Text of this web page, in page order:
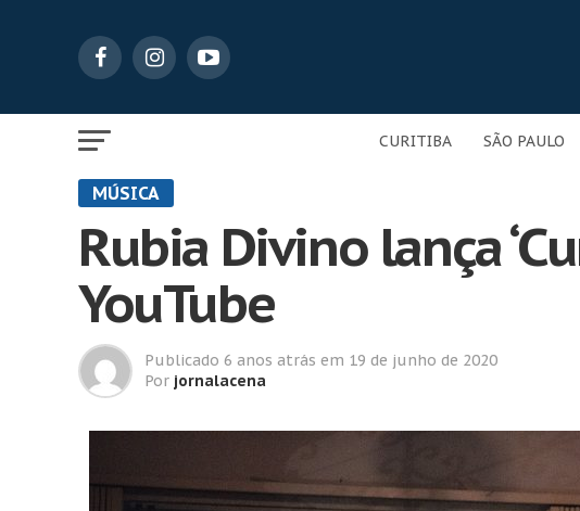
CURITIBA SÃO PAULO
MÚSICA
Rubia Divino lança
YouTube
Publicado 6 anos atrás em 19 de junho de 2020
Por jornalacena